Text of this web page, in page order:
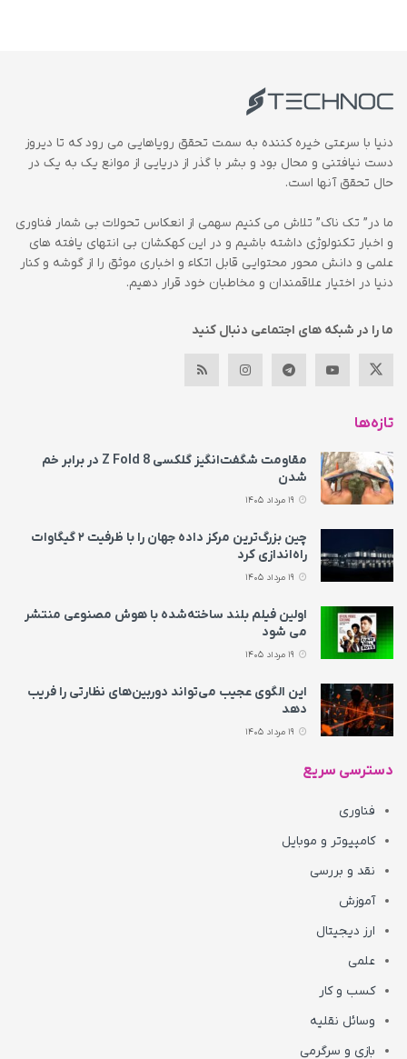
دنیا با سرعتی خیره کننده به سمت تحقق رویاهایی می رود که تا دیروز
دست نیافتنی و محال بود و بشر با گذر از دریایی از موانع یک به یک در
حال تحقق آنها است.
ما در” تک ناک” تلاش می کنیم سهمی از انعکاس تحولات بی شمار فناوری
و اخبار تکنولوژی داشته باشیم و در این کهکشان بی انتهای یافته های
علمی و دانش محور محتوایی قابل اتکاء و اخباری موثق را از گوشه و کنار
دنیا در اختیار علاقمندان و مخاطبان خود قرار دهیم.
ما را در شبکه های اجتماعی دنبال کنید
تازه‌ها
مقاومت شگفت‌انگیز گلکسی Z Fold 8 در برابر خم
شدن
چین بزرگ‌ترین مرکز داده جهان را با ظرفیت ۲ گیگاوات
راه‌اندازی کرد
اولین فیلم بلند ساخته‌شده با هوش مصنوعی منتشر
می‌ شود
این الگوی عجیب می‌تواند دوربین‌های نظارتی را فریب
دهد
دسترسی سریع
فناوری
کامپیوتر و موبایل
نقد و بررسی
آموزش
ارز دیجیتال
علمی
کسب و کار
وسائل نقلیه
بازی و سرگرمی